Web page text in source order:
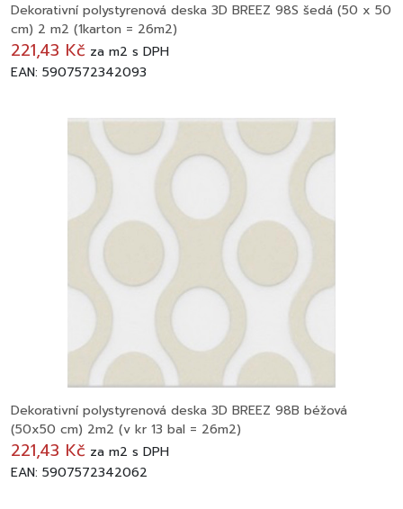
Dekorativní polystyrenová deska 3D BREEZ 98S šedá (50 x 50
cm) 2 m2 (1karton = 26m2)
221,43 Kč za m2 s DPH
EAN: 5907572342093
Dekorativní polystyrenová deska 3D BREEZ 98B béžová
(50x50 cm) 2m2 (v kr 13 bal = 26m2)
221,43 Kč za m2 s DPH
EAN: 5907572342062